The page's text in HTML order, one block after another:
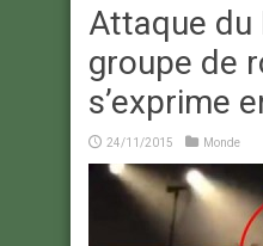
Attaque du
groupe de
s’exprime
24/11/2015 Monde